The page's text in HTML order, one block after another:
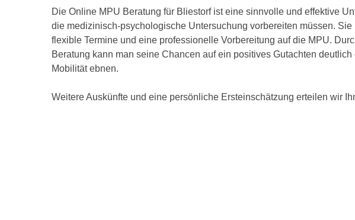
Die Online MPU Beratung für Bliestorf ist eine sinnvolle und effektive
die medizinisch-psychologische Untersuchung vorbereiten müssen.
flexible Termine und eine professionelle Vorbereitung auf die MPU.
Beratung kann man seine Chancen auf ein positives Gutachten
Mobilität ebnen.
Weitere Auskünfte und eine persönliche Ersteinschätzung erteilen wir